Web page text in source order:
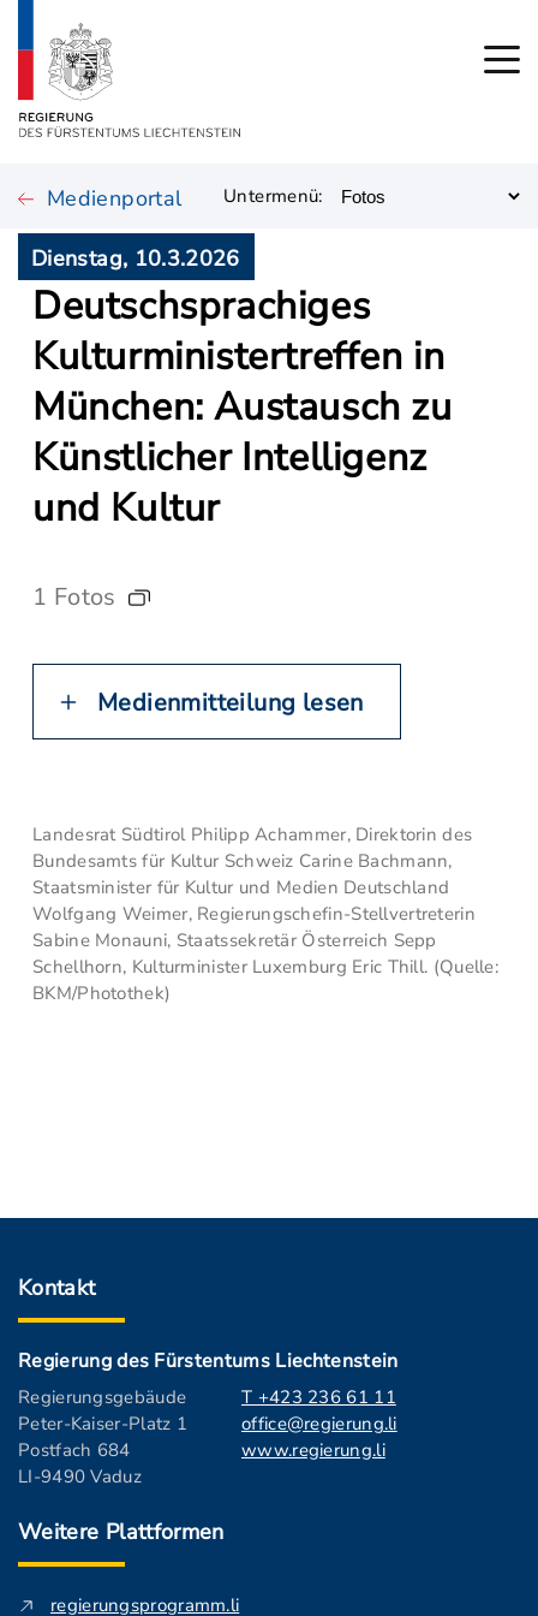
Medienportal Untermenü:
Dienstag, 10.3.2026
Deutschsprachiges
Kulturministertreffen in
München: Austausch zu
Künstlicher Intelligenz
und Kultur
1 Fotos
Medienmitteilung lesen
Landesrat Südtirol Philipp Achammer, Direktorin des
Bundesamts für Kultur Schweiz Carine Bachmann,
Staatsminister für Kultur und Medien Deutschland
Wolfgang Weimer, Regierungschefin-Stellvertreterin
Sabine Monauni, Staatssekretär Österreich Sepp
Schellhorn, Kulturminister Luxemburg Eric Thill. (Quelle:
BKM/Photothek)
Kontakt
Regierung des Fürstentums Liechtenstein
Regierungsgebäude
Peter-Kaiser-Platz 1
Postfach 684
LI-9490 Vaduz
T +423 236 61 11
office@regierung.li
www.regierung.li
Weitere Plattformen
regierungsprogramm.li